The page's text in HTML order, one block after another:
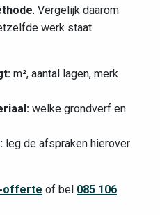
. Vergelijk daarom
werk staat
m², aantal lagen, merk
welke grondverf en
leg de afspraken hierover
offerte of bel 085 106